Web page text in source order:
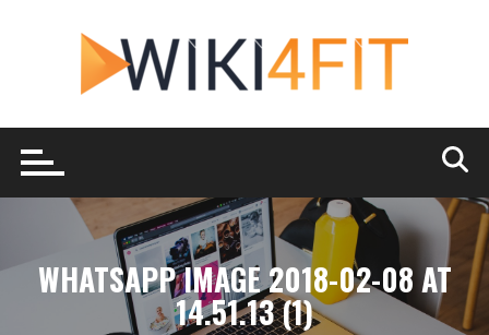
conteúdo
WHATSAPP IMAGE 2018-02-08 AT
14.51.13 (1)